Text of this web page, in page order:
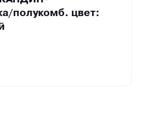
полукомб. цвет: